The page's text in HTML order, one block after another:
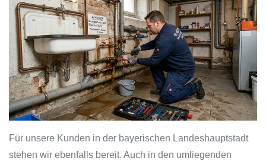
Für unsere Kunden in der bayerischen Landeshauptstadt
stehen wir ebenfalls bereit. Auch in den umliegenden